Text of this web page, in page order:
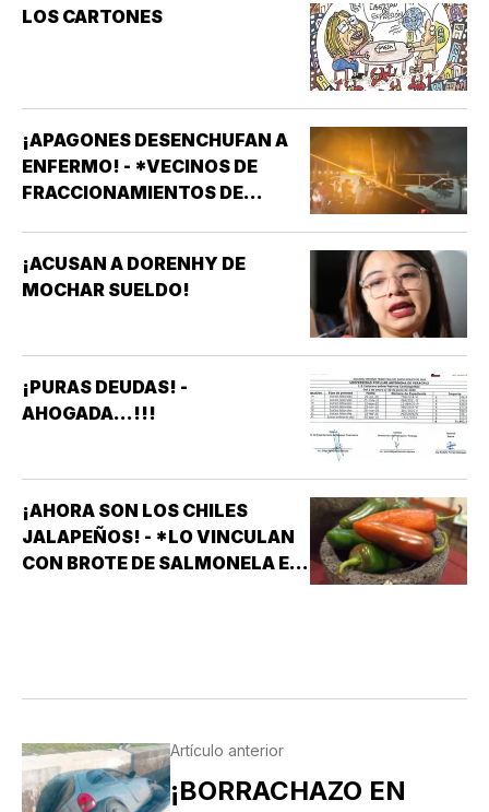
LOS CARTONES
¡APAGONES DESENCHUFAN A
ENFERMO! - *VECINOS DE
FRACCIONAMIENTOS DE
AFECTAN ELEVADORES,
TRATAMIENTOS MÉDICOS Y
¡ACUSAN A DORENHY DE
MOCHAR SUELDO!
¡PURAS DEUDAS! -
AHOGADA...!!!
¡AHORA SON LOS CHILES
JALAPEÑOS! - *LO VINCULAN
CON BROTE DE SALMONELA EN
Artículo anterior
¡BORRACHAZO EN